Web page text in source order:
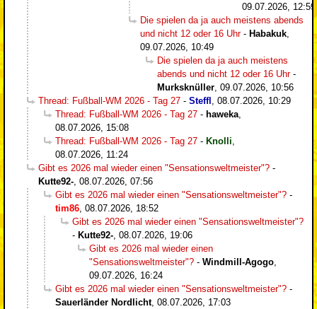
09.07.2026, 12:59
Die spielen da ja auch meistens abends
und nicht 12 oder 16 Uhr- Habakuk,
09.07.2026, 10:49
Die spielen da ja auch meistens
abends und nicht 12 oder 16 Uhr-
Murksknüller, 09.07.2026, 10:56
Thread: Fußball-WM 2026 - Tag 27 - Steffl , 08.07.2026, 10:29
Thread: Fußball-WM 2026 - Tag 27 - haweka,
08.07.2026, 15:08
Thread: Fußball-WM 2026 - Tag 27 - Knolli,
08.07.2026, 11:24
Gibt es 2026 mal wieder einen "Sensationsweltmeister"? -
Kutte92-, 08.07.2026, 07:56
Gibt es 2026 mal wieder einen "Sensationsweltmeister"? -
tim86, 08.07.2026, 18:52
Gibt es 2026 mal wieder einen "Sensationsweltmeister"?
- Kutte92-, 08.07.2026, 19:06
Gibt es 2026 mal wieder einen
"Sensationsweltmeister"? - Windmill-Agogo,
09.07.2026, 16:24
Gibt es 2026 mal wieder einen "Sensationsweltmeister"? -
Sauerländer Nordlicht, 08.07.2026, 17:03